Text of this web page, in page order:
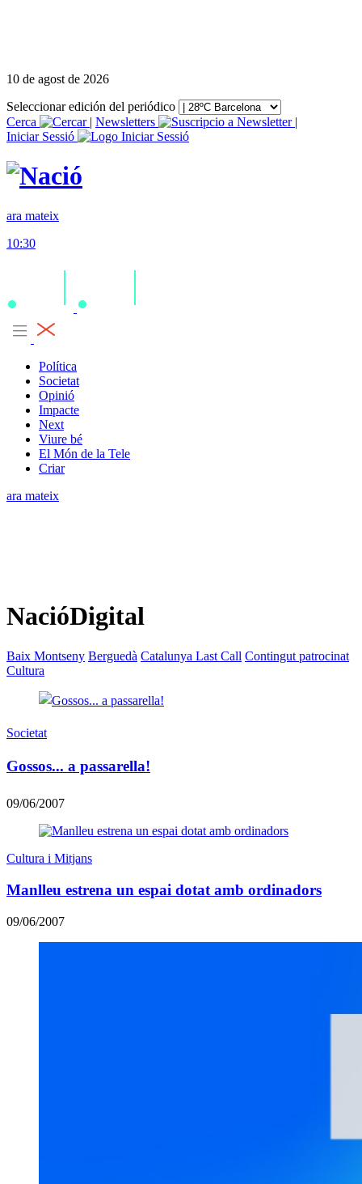
10 de agost de 2026
Seleccionar edición del periódico
Cerca
| Newsletters
|
Iniciar Sessió
ara mateix
10:30
Política
Societat
Opinió
Impacte
Next
Viure bé
El Món de la Tele
Criar
ara mateix
NacióDigital
Baix Montseny Berguedà Catalunya Last Call Contingut patrocinat
Cultura
Societat
Gossos... a passarella!
09/06/2007
Cultura i Mitjans
Manlleu estrena un espai dotat amb ordinadors
09/06/2007